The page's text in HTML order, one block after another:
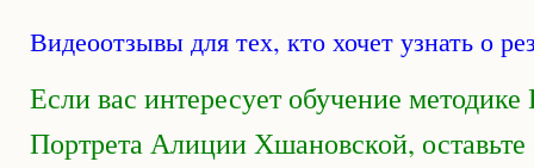
Видеоотзывы для тех, кто хочет узнать о
Если вас интересует обучение
Портрета Алиции Хшановской,